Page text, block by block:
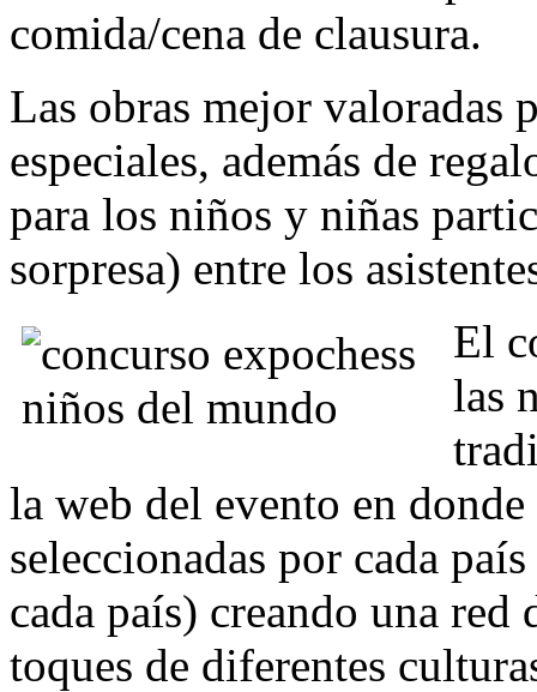
comida/cena de clausura.
Las obras mejor valoradas
especiales, además de
para los niños y niñas
sorpresa) entre los
El
las
la web del evento en
seleccionadas por cada
cada país) creando una
toques de diferentes